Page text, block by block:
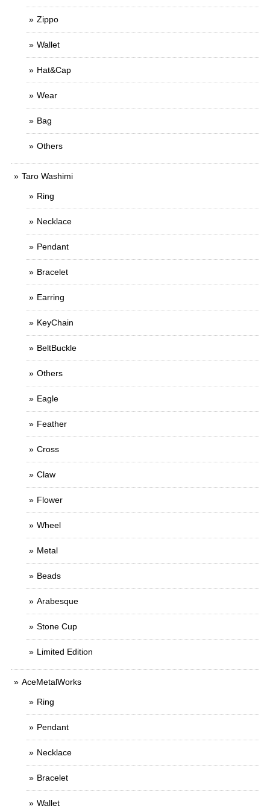
Zippo
Wallet
Hat&Cap
Wear
Bag
Others
Taro Washimi
Ring
Necklace
Pendant
Bracelet
Earring
KeyChain
BeltBuckle
Others
Eagle
Feather
Cross
Claw
Flower
Wheel
Metal
Beads
Arabesque
Stone Cup
Limited Edition
AceMetalWorks
Ring
Pendant
Necklace
Bracelet
Wallet